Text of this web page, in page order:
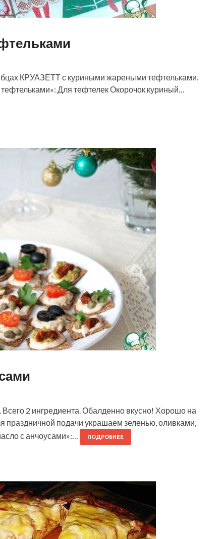
КРУАЗЕТТ с куриными жареными тефтельками.
Для тефтелек Окорочок куриный…
2 ингредиента. Обалденно вкусно! Хорошо на
праздничной подачи украшаем зеленью, оливками,
с анчоусами»:…
ПОДРОБНЕЕ